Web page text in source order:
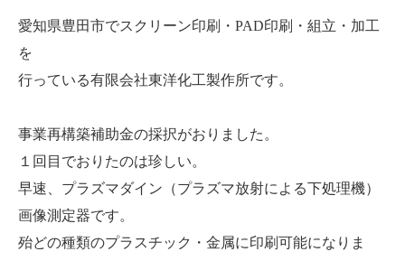
愛知県豊田市でスクリーン印刷・PAD印刷・組立・加工
を
行っている有限会社東洋化工製作所です。
事業再構築補助金の採択がおりました。
１回目でおりたのは珍しい。
早速、プラズマダイン（プラズマ放射による下処理機）
画像測定器です。
殆どの種類のプラスチック・金属に印刷可能になりま